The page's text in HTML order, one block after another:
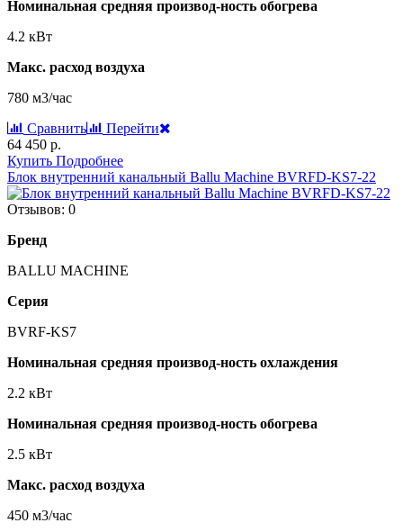
Номинальная средняя производ-ность обогрева
4.2 кВт
Макс. расход воздуха
780 м3/час
Сравнить
Перейти
64 450 р.
Купить Подробнее
Блок внутренний канальный Ballu Machine BVRFD-KS7-22
Отзывов: 0
Бренд
BALLU MACHINE
Серия
BVRF-KS7
Номинальная средняя производ-ность охлаждения
2.2 кВт
Номинальная средняя производ-ность обогрева
2.5 кВт
Макс. расход воздуха
450 м3/час